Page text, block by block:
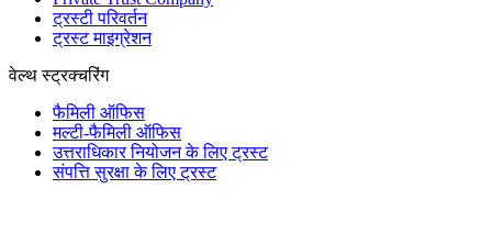
ट्रस्टी परिवर्तन
ट्रस्ट माइग्रेशन
वेल्थ स्ट्रक्चरिंग
फैमिली ऑफिस
मल्टी-फैमिली ऑफिस
उत्तराधिकार नियोजन के लिए ट्रस्ट
संपत्ति सुरक्षा के लिए ट्रस्ट